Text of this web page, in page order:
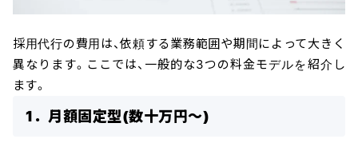
採用代行の費用は、依頼する業務範囲や期間によって大きく
異なります。ここでは、一般的な3つの料金モデルを紹介し
ます。
1．月額固定型(数十万円〜)